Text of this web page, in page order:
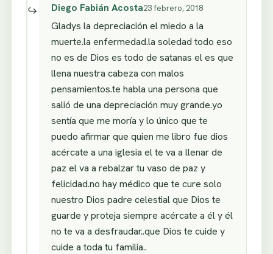
Diego Fabián Acosta23 febrero, 2018
Gladys la depreciación el miedo a la
muerte.la enfermedad.la soledad todo eso
no es de Dios es todo de satanas el es que
llena nuestra cabeza con malos
pensamientos.te habla una persona que
salió de una depreciación muy grande.yo
sentía que me moría y lo único que te
puedo afirmar que quien me libro fue dios
acércate a una iglesia el te va a llenar de
paz el va a rebalzar tu vaso de paz y
felicidad.no hay médico que te cure solo
nuestro Dios padre celestial que Dios te
guarde y proteja siempre acércate a él y él
no te va a desfraudar..que Dios te cuide y
cuide a toda tu familia..